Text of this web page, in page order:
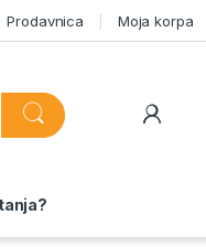
Prodavnica Moja korpa